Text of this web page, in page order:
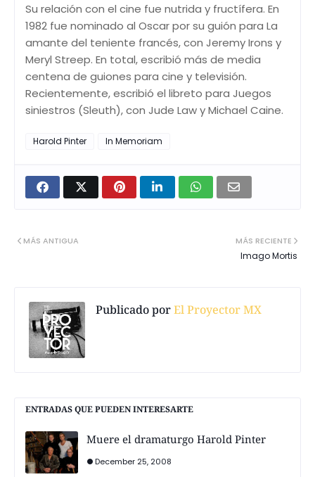
Su relación con el cine fue nutrida y fructífera. En
1982 fue nominado al Oscar por su guión para La
amante del teniente francés, con Jeremy Irons y
Meryl Streep. En total, escribió más de media
centena de guiones para cine y televisión.
Recientemente, escribió el libreto para Juegos
siniestros (Sleuth), con Jude Law y Michael Caine.
Harold Pinter In Memoriam
MÁS RECIENTE
Imago Mortis
MÁS ANTIGUA
Publicado porEl Proyector MX
ENTRADAS QUE PUEDEN INTERESARTE
Muere el dramaturgo Harold Pinter
December 25, 2008